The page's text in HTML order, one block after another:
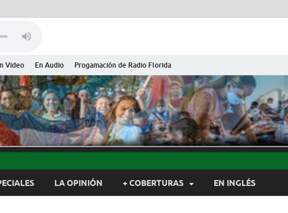
Video En Audio Progamación de Radio Florida
Florida de Cuba
de Florida, Camagüey, Cuba
LA OPINIÓN + COBERTURAS EN INGLÉS